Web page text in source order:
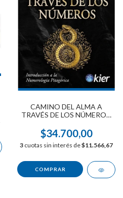
CAMINO DEL ALMA A
TRAVÉS DE LOS NÚMEROS,
$34.700,00
3 cuotas sin interés de$11.566,67